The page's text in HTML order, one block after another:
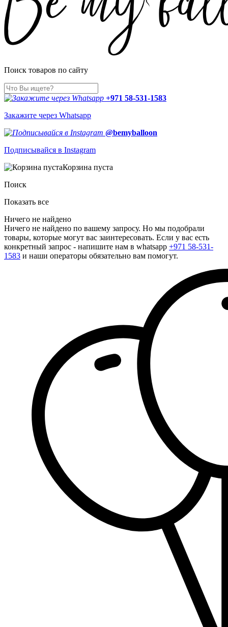
Поиск товаров по сайту
+971 58-531-1583
Закажите через Whatsapp
@bemyballoon
Подписывайся в Instagram
Корзина пуста
Поиск
Показать все
Ничего не найдено
Ничего не найдено по вашему запросу. Но мы подобрали
товары, которые могут вас заинтересовать. Если у вас есть
конкретный запрос - напишите нам в whatsapp +971 58-531-
1583 и наши операторы обязательно вам помогут.